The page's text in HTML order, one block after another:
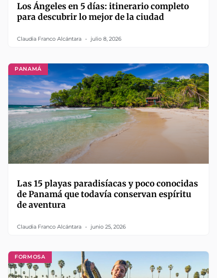
Los Ángeles en 5 días: itinerario completo
para descubrir lo mejor de la ciudad
Claudia Franco Alcántara julio 8, 2026
PANAMÁ
Las 15 playas paradisíacas y poco conocidas
de Panamá que todavía conservan espíritu
de aventura
Claudia Franco Alcántara junio 25, 2026
FORMOSA